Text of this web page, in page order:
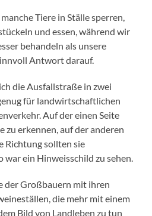
Tiere in Ställe sperren,
und essen, während wir
behandeln als unsere
Antwort darauf.
die Ausfallstraße in zwei
für landwirtschaftlichen
Auf der einen Seite
zu erkennen, auf der anderen
Richtung sollten sie
war ein Hinweisschild zu sehen.
der Großbauern mit ihren
die mehr mit einem
Bild von Landleben zu tun